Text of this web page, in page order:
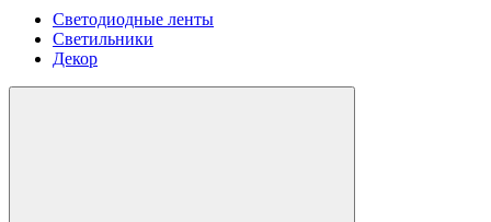
Светодиодные ленты
Светильники
Декор